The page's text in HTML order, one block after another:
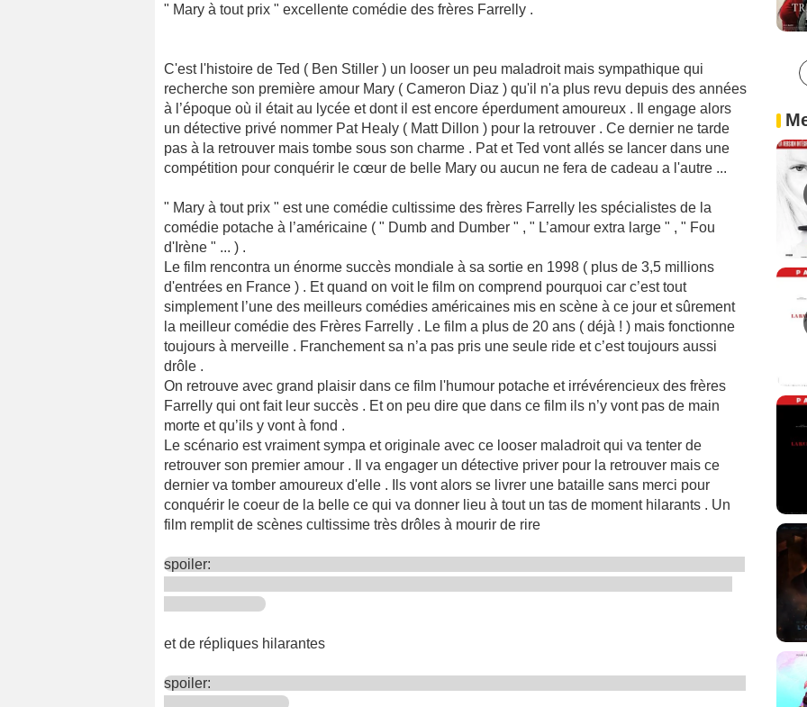
" Mary à tout prix " excellente comédie des frères Farrelly .
C'est l'histoire de Ted ( Ben Stiller ) un looser un peu maladroit mais sympathique qui
recherche son première amour Mary ( Cameron Diaz ) qu'il n'a plus revu depuis des années
à l’époque où il était au lycée et dont il est encore éperdument amoureux . Il engage alors
un détective privé nommer Pat Healy ( Matt Dillon ) pour la retrouver . Ce dernier ne tarde
pas à la retrouver mais tombe sous son charme . Pat et Ted vont allés se lancer dans une
compétition pour conquérir le cœur de belle Mary ou aucun ne fera de cadeau a l'autre ...
" Mary à tout prix " est une comédie cultissime des frères Farrelly les spécialistes de la
comédie potache à l’américaine ( " Dumb and Dumber " , " L’amour extra large " , " Fou
d'Irène " ... ) .
Le film rencontra un énorme succès mondiale à sa sortie en 1998 ( plus de 3,5 millions
d'entrées en France ) . Et quand on voit le film on comprend pourquoi car c’est tout
simplement l’une des meilleurs comédies américaines mis en scène à ce jour et sûrement
la meilleur comédie des Frères Farrelly . Le film a plus de 20 ans ( déjà ! ) mais fonctionne
toujours à merveille . Franchement sa n’a pas pris une seule ride et c’est toujours aussi
drôle .
On retrouve avec grand plaisir dans ce film l'humour potache et irrévérencieux des frères
Farrelly qui ont fait leur succès . Et on peu dire que dans ce film ils n’y vont pas de main
morte et qu’ils y vont à fond .
Le scénario est vraiment sympa et originale avec ce looser maladroit qui va tenter de
retrouver son premier amour . Il va engager un détective priver pour la retrouver mais ce
dernier va tomber amoureux d'elle . Ils vont alors se livrer une bataille sans merci pour
conquérir le coeur de la belle ce qui va donner lieu à tout un tas de moment hilarants . Un
film remplit de scènes cultissime très drôles à mourir de rire
spoiler:
et de répliques hilarantes
spoiler: